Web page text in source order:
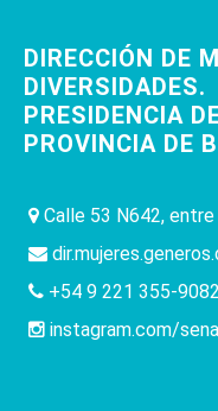
DIRECCIÓN DE
DIVERSIDADES.
PRESIDENCIA
PROVINCIA DE
Calle 53 N642,
+54 9 221 355-9082
instagram.com/